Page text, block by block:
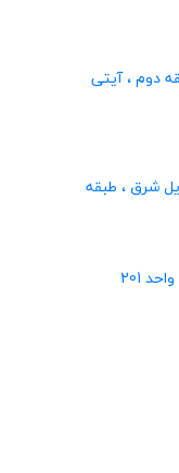
، طبقه دوم ، آیتی
شرق ، طبقه
201